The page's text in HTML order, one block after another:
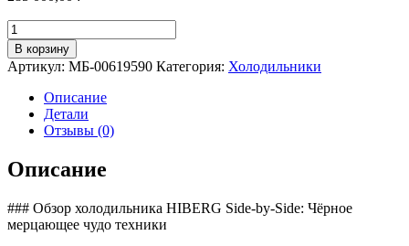
Количество
товара
Холодильник
HIBERG
RFS
750G
В корзину
Артикул: МБ-00619590 Категория: Холодильники
Описание
Детали
Отзывы (0)
Описание
### Обзор холодильника HIBERG Side-by-Side: Чёрное
мерцающее чудо техники